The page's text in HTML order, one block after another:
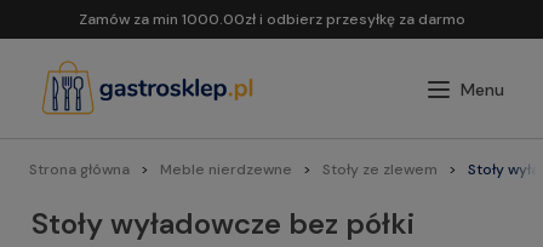
Zamów za min 1000.00zł i odbierz przesyłkę za darmo
Strona główna Meble nierdzewne Stoły ze zlewem Stoły
Stoły wyładowcze bez półki